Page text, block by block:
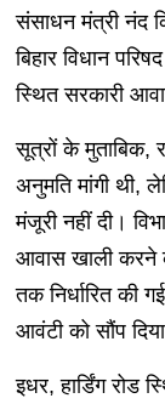
संसाधन मंत्री नंद
बिहार विधान
स्थित सरकारी
सूत्रों के मुताबिक,
अनुमति मांगी थी,
मंजूरी नहीं दी।
आवास खाली करने
तक निर्धारित की
आवंटी को सौंप
इधर, हार्डिंग रोड